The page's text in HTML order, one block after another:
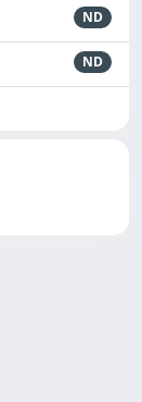
ND
ND